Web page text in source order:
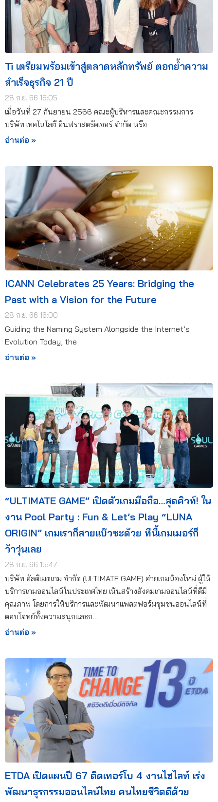
Ti เตรียมพร้อมเข้าสู่ตลาดหลักทรัพย์ ตอกย้ำความ
สำเร็จธุรกิจ 21 ปี
28 ก.ย. 66 16:05
เมื่อวันที่ 27 กันยายน 2566 คณะผู้บริหารและคณะกรรมการ
บริษัท เทคโนโลยี อินฟราสตรัคเจอร์ จำกัด หรือ
อ่านต่อ »
ICANN Celebrates 25 Years: Bridging the
Past with a Vision for the Future
28 ก.ย. 66 16:00
Guiding the Naming System Alongside the Internet’s
Evolution Today, the
อ่านต่อ »
“ULTIMATE GAME” เปิดตัวเกมมือถือ…สุดคิวท์! ใน
งาน Pool Party : Fun & Let’s Play “LUNA
ORIGIN” เกมเราก็สายแบ๊วซะด้วย ทีนี้เกมเมอร์ก็
ว้าวุ่นเลย
28 ก.ย. 66 15:47
บริษัท อัลติเมตเกม จำกัด (ULTIMATE GAME) ค่ายเกมน้องใหม่ ผู้ให้
บริการเกมออนไลน์ในประเทศไทย เน้นสร้างสังคมเกมออนไลน์ที่ดีมี
คุณภาพ โดยการให้บริการและพัฒนาแพลตฟอร์มชุมชนออนไลน์ที่
ตอบโจทย์ทั้งความสนุกและก…
อ่านต่อ »
ETDA เปิดแผนปี 67 ติดเทอร์โบ 4 งานไฮไลท์ เร่ง
พัฒนาธุรกรรมออนไลน์ไทย คนไทยชีวิตดีด้วย